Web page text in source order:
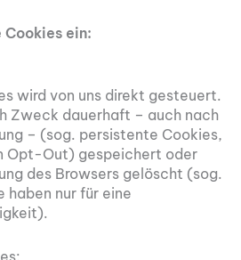
ein:
wird von uns direkt gesteuert.
Zweck dauerhaft – auch nach
– (sog. persistente Cookies,
Opt-Out) gespeichert oder
des Browsers gelöscht (sog.
haben nur für eine